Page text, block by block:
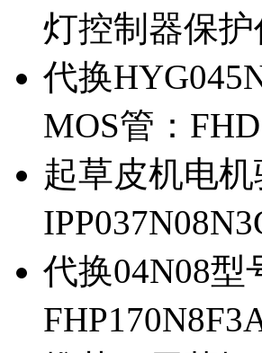
灯控制器保
代换
MOS管：
起草皮机电
代换04N08型